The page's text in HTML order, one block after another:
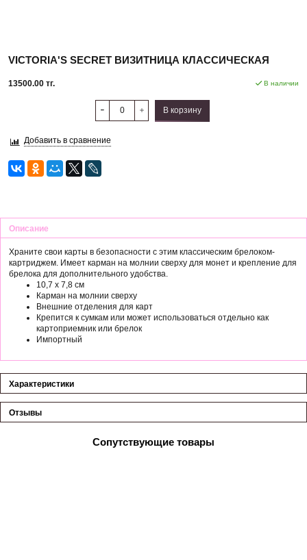
VICTORIA'S SECRET ВИЗИТНИЦА КЛАССИЧЕСКАЯ
13500.00 тг. В наличии
В корзину
Добавить в сравнение
Описание
Храните свои карты в безопасности с этим классическим брелоком-
картриджем. Имеет карман на молнии сверху для монет и крепление для
брелока для дополнительного удобства.
10,7 x 7,8 см
Карман на молнии сверху
Внешние отделения для карт
Крепится к сумкам или может использоваться отдельно как
картоприемник или брелок
Импортный
Характеристики
Отзывы
Сопутствующие товары